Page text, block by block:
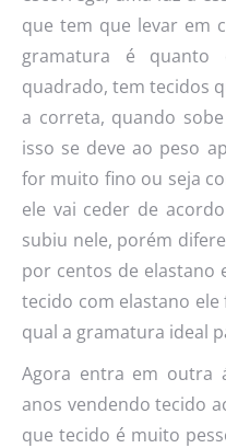
que tem que levar em
gramatura é
quadrado, tem tecidos
a correta, quando
isso se deve ao peso
for muito fino ou seja
ele vai ceder de
subiu nele, porém
por centos de elastano
tecido com elastano
qual a gramatura ideal
Agora entra em outra
anos vendendo tecido
que tecido é muito